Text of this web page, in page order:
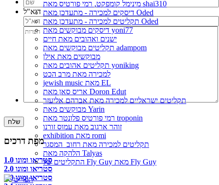
מינימל קומפקט, רמי פורטיס מאת shai310
דיסקים למכירה - מתעדכן מאת Oded
תקליטים למכירה - מתעדכן מאת Oded
דיסקים מבוקשים מאת yoni77
ישנים ואהובים מאת חיים
תקליטים מבוקשים מאת adampom
מבוקשים מאת אילן
תקליטים אהובים מאת yoniking
למכירה מאת מרב הכט
jewish music מאת EL
אריס סאן מאת Doron Edut
תקליטים ישראליים למכירה מאת אברהם אליעזר
מבוקשים מאת Yarin
רמי פורטיס פלונטר מאת troponin
זוהר ארגוב מאת עמוס זורנו
exhibition מאת romi
תקליטים למכירה מאת רחוב_המסגר
הלהקה מאת Talyas
התקליטים של Fly Guy מאת Fly Guy
תפריט
דוא"ל
מפת דרכים
סטריאו ומונו 1.0
סטריאו ומונו 2.0
סטריאו ומונו 3.0